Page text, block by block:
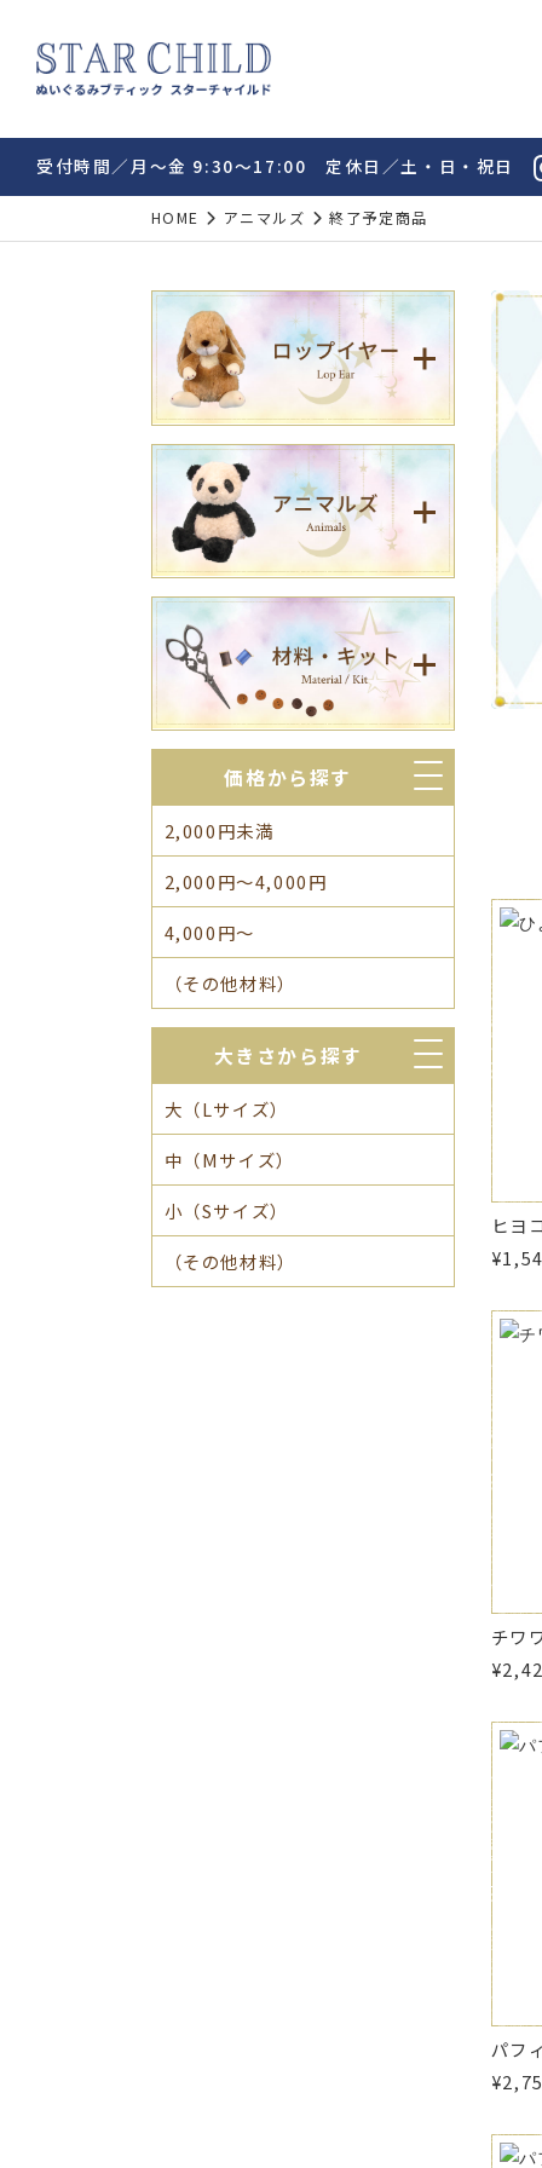
受付時間／月～金 9:30～17:00 定休日／土・日・祝日
HOME アニマルズ 終了予定商品
価格から探す
2,000円未満
2,000円～4,000円
4,000円～
（その他材料）
大きさから探す
大（Lサイズ）
中（Mサイズ）
小（Sサイズ）
（その他材料）
ヒヨ
チワ
パフ